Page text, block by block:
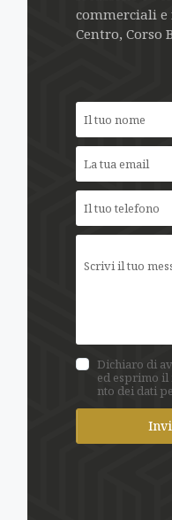
commerciali
Centro, Corso
Dichiaro di
ed esprimo il
nto dei dati